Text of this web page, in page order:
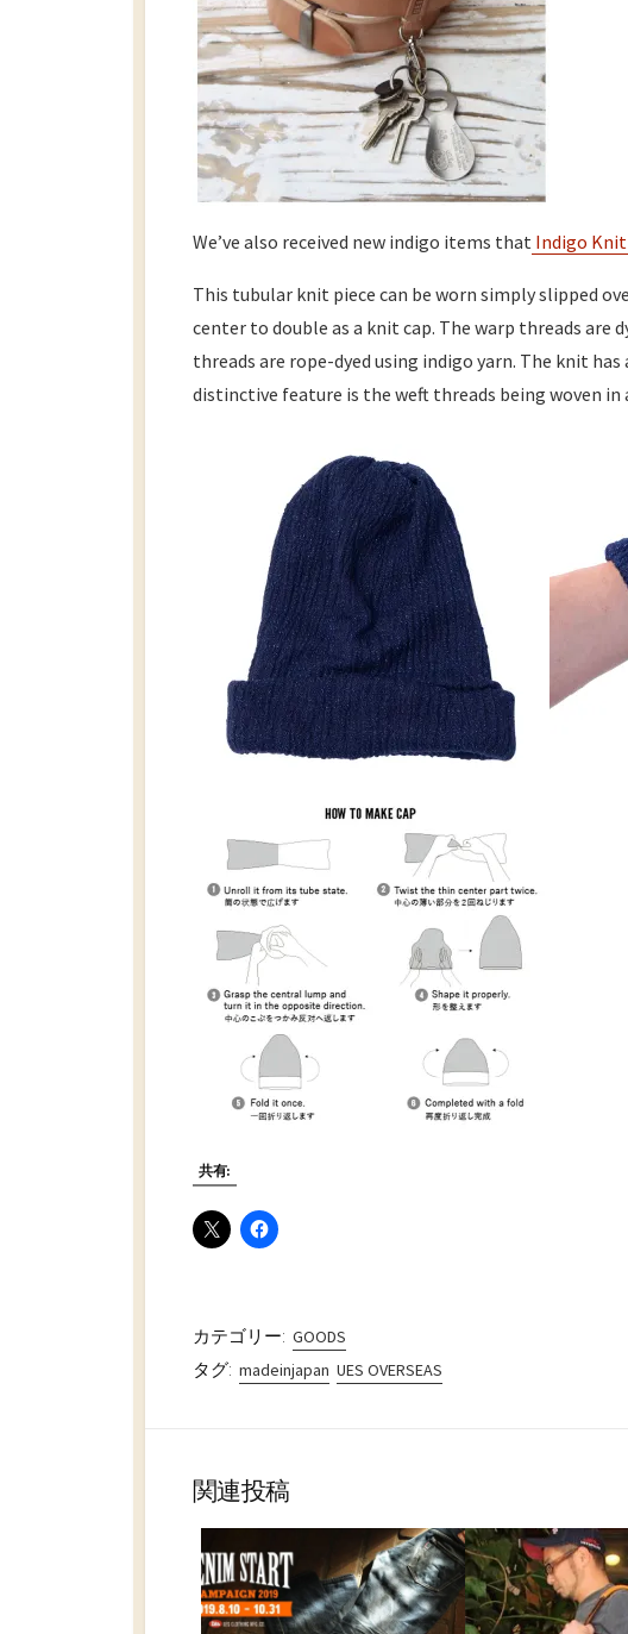
We’ve also received new indigo items that Indigo Knit
This tubular knit piece can be worn simply slipped
center to double as a knit cap. The warp threads are
threads are rope-dyed using indigo yarn. The knit
distinctive feature is the weft threads being woven
共有:
カテゴリー: GOODS
タグ: madeinjapan UES OVERSEAS
関連投稿